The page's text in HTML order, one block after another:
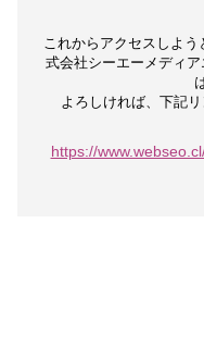
これからアクセスしよう
式会社シーエーメディ
よろしければ、下記
https://